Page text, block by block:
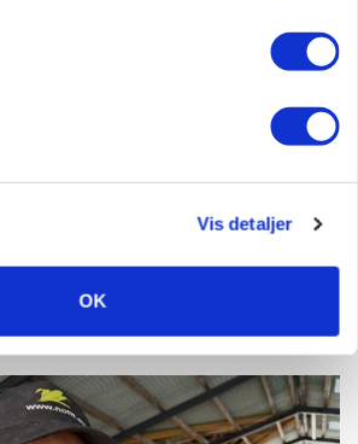
Vis detaljer
OK
Tjek: Små justeringer kan give
Loading...